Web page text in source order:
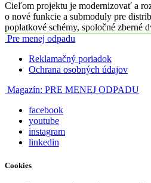
Cieľom projektu je modernizovať a
o nové funkcie a submoduly pre
poplatkové schémy, spoločné zberné
Pre menej odpadu
Reklamačný poriadok
Ochrana osobných údajov
Magazín: PRE MENEJ ODPADU
facebook
youtube
instagram
linkedin
Cookies